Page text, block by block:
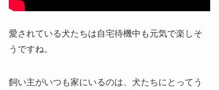
愛されている犬たちは自宅待機中も元気で楽しそ
うですね。
飼い主がいつも家にいるのは、犬たちにとってう